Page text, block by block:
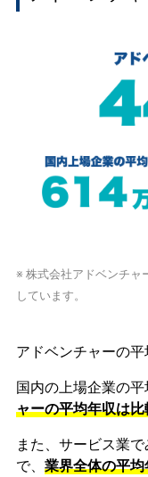
※ 株式会社アドベンチャ
しています。
アドベンチャーの平
国内の上場企業の平
ャーの平均年収は
また、サービス業
で、 業界全体の平